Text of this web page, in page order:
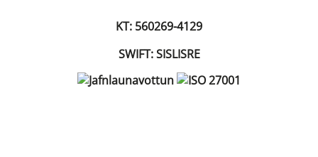
KT: 560269-4129
SWIFT: SISLISRE